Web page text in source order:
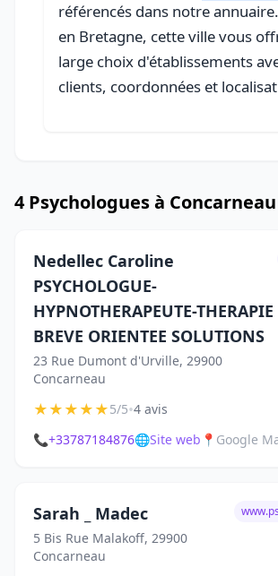
référencés dans notre
en Bretagne, cette ville vous
large choix d'établissements
clients, coordonnées et
4 Psychologues à Concarneau
Nedellec Caroline
PSYCHOLOGUE-
HYPNOTHERAPEUTE-THERAPIE
BREVE ORIENTEE SOLUTIONS
23 Rue Dumont d'Urville, 29900
Concarneau
★★★★★5/5•4 avis
📞+33787184876🌐Site web 📍 Google
Sarah _ Madec
5 Bis Rue Malakoff, 29900
Concarneau